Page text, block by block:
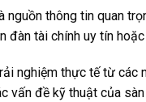
thông tin quan
tài chính uy tín
nghiệm thực tế từ
vấn đề kỹ thuật của